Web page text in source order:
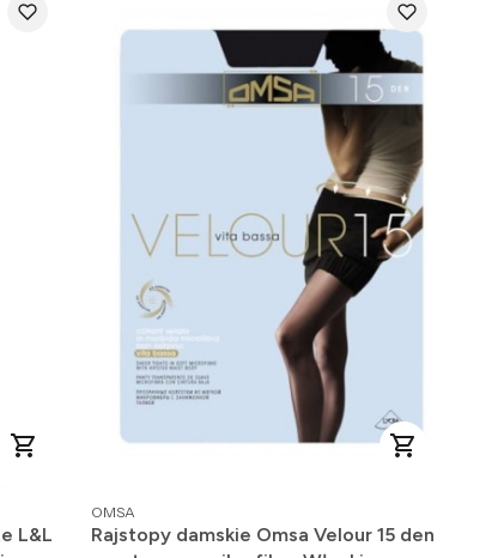
L&L
PRODUCENT
OMSA
Rajstopy damskie Omsa Velour 15 den